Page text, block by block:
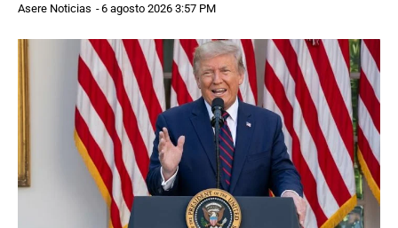
Asere Noticias -6 agosto 2026 3:57 PM